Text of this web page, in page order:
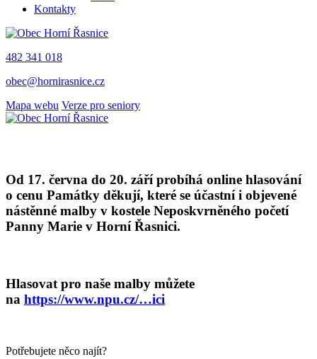
Kontakty
482 341 018
obec@hornirasnice.cz
Mapa webu Verze pro seniory
Od 17. června do 20. září probíhá online hlasování
o cenu Památky děkují, které se účastní i objevené
nástěnné malby v kostele Neposkvrněného početí
Panny Marie v Horní Řasnici.
Hlasovat pro naše malby můžete
na https://www.npu.cz/…ici
Potřebujete něco najít?